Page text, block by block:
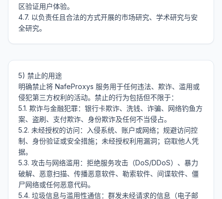
区验证用户体验。
4.7. 以负责任且合法的方式开展的市场研究、学术研究与安
5) 禁止的用途
明确禁止将 NafeProxys 服务用于任何违法、欺诈、滥用或
侵犯第三方权利的活动。禁止的行为包括但不限于：
5.1. 欺诈与金融犯罪：银行卡欺诈、洗钱、诈骗、网络钓鱼方
案、盗刷、支付欺诈、身份欺诈及任何不当侵占。
5.2. 未经授权的访问：入侵系统、账户或网络；规避访问控
制、身份验证或安全措施；未经授权利用漏洞；窃取他人凭
据。
5.3. 攻击与网络滥用：拒绝服务攻击（DoS/DDoS）、暴力
破解、恶意扫描、传播恶意软件、勒索软件、间谍软件、僵
尸网络或任何恶意代码。
5.4. 垃圾信息与滥用性通信：群发未经请求的信息（电子邮